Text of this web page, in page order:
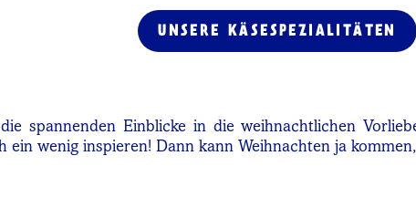
UNSERE KÄSESPEZIALITÄTEN
spannenden Einblicke in die weihnachtlichen
ein wenig inspieren! Dann kann Weihnachten ja